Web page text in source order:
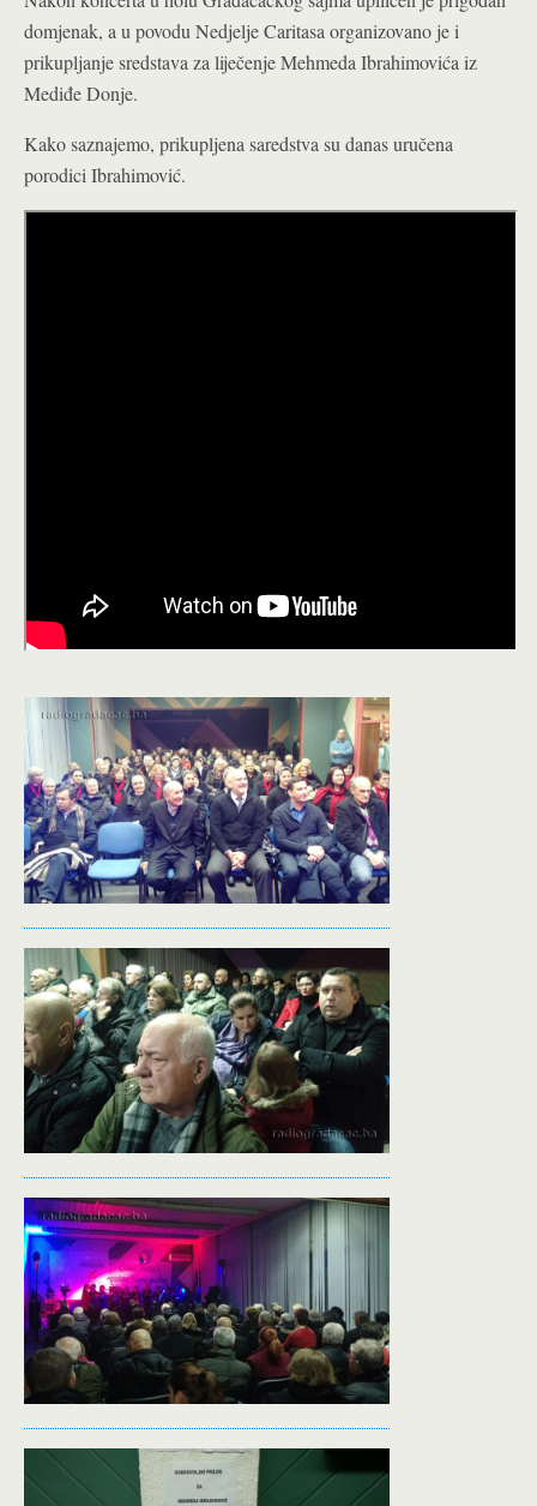
domjenak, a u povodu Nedjelje Caritasa organizovano je i
prikupljanje sredstava za liječenje Mehmeda Ibrahimovića iz
Mediđe Donje.
Kako saznajemo, prikupljena saredstva su danas uručena
porodici Ibrahimović.